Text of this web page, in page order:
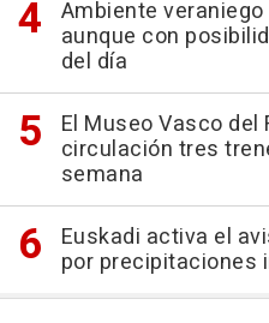
Ambiente
aunque con
del día
El Museo Vasco
circulación tres
semana
Euskadi activa el
por precipitaciones